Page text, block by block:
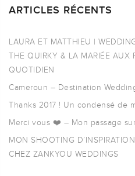
ARTICLES RÉCENTS
LAURA ET MATTHIEU |
THE QUIRKY & LA MARIÉE AUX
QUOTIDIEN
Cameroun – Destination
Thanks 2017 ! Un condensé de
Merci vous ❤️ – Mon passage sur
MON SHOOTING
CHEZ ZANKYOU WEDDINGS